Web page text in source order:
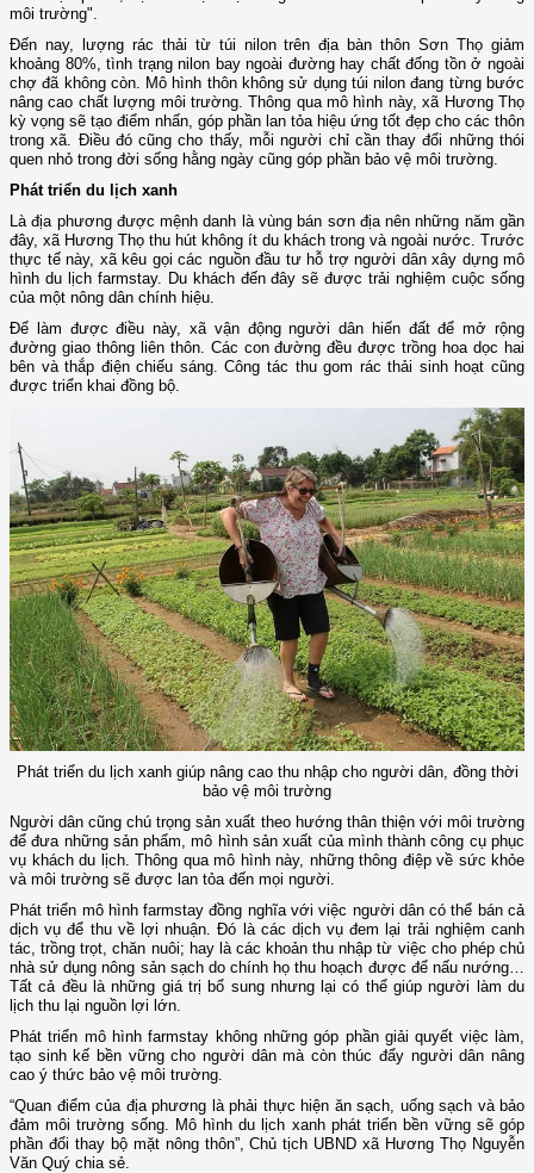
môi trường".
Đến nay, lượng rác thải từ túi nilon trên địa bàn thôn Sơn Thọ giảm
khoảng 80%, tình trạng nilon bay ngoài đường hay chất đống tồn ở ngoài
chợ đã không còn. Mô hình thôn không sử dụng túi nilon đang từng bước
nâng cao chất lượng môi trường. Thông qua mô hình này, xã Hương Thọ
kỳ vọng sẽ tạo điểm nhấn, góp phần lan tỏa hiệu ứng tốt đẹp cho các thôn
trong xã. Điều đó cũng cho thấy, mỗi người chỉ cần thay đổi những thói
quen nhỏ trong đời sống hằng ngày cũng góp phần bảo vệ môi trường.
Phát triển du lịch xanh
Là địa phương được mệnh danh là vùng bán sơn địa nên những năm gần
đây, xã Hương Thọ thu hút không ít du khách trong và ngoài nước. Trước
thực tế này, xã kêu gọi các nguồn đầu tư hỗ trợ người dân xây dựng mô
hình du lịch farmstay. Du khách đến đây sẽ được trải nghiệm cuộc sống
của một nông dân chính hiệu.
Để làm được điều này, xã vận động người dân hiến đất để mở rộng
đường giao thông liên thôn. Các con đường đều được trồng hoa dọc hai
bên và thắp điện chiếu sáng. Công tác thu gom rác thải sinh hoạt cũng
được triển khai đồng bộ.
Phát triển du lịch xanh giúp nâng cao thu nhập cho người dân, đồng thời
bảo vệ môi trường
Người dân cũng chú trọng sản xuất theo hướng thân thiện với môi trường
để đưa những sản phẩm, mô hình sản xuất của mình thành công cụ phục
vụ khách du lịch. Thông qua mô hình này, những thông điệp về sức khỏe
và môi trường sẽ được lan tỏa đến mọi người.
Phát triển mô hình farmstay đồng nghĩa với việc người dân có thể bán cả
dịch vụ để thu về lợi nhuận. Đó là các dịch vụ đem lại trải nghiệm canh
tác, trồng trọt, chăn nuôi; hay là các khoản thu nhập từ việc cho phép chủ
nhà sử dụng nông sản sạch do chính họ thu hoạch được để nấu nướng…
Tất cả đều là những giá trị bổ sung nhưng lại có thể giúp người làm du
lịch thu lại nguồn lợi lớn.
Phát triển mô hình farmstay không những góp phần giải quyết việc làm,
tạo sinh kế bền vững cho người dân mà còn thúc đẩy người dân nâng
cao ý thức bảo vệ môi trường.
“Quan điểm của địa phương là phải thực hiện ăn sạch, uống sạch và bảo
đảm môi trường sống. Mô hình du lịch xanh phát triển bền vững sẽ góp
phần đổi thay bộ mặt nông thôn”, Chủ tịch UBND xã Hương Thọ Nguyễn
Văn Quý chia sẻ.